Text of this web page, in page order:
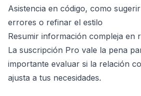
Asistencia en código, como
errores o refinar el estilo
Resumir información compleja en
La suscripción Pro vale la pena
importante evaluar si la relación
ajusta a tus necesidades.